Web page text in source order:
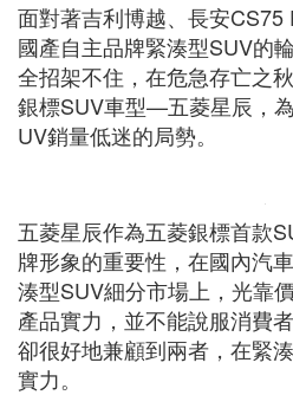
面對著吉利博越、長安
國產自主品牌緊湊型SUV的
全招架不住，在危急存亡之
銀標SUV車型—五菱星辰，
UV銷量低迷的局勢。
五菱星辰作為五菱銀標首款
牌形象的重要性，在國內汽
湊型SUV細分市場上，光靠
產品實力，並不能說服消費
卻很好地兼顧到兩者，在緊
實力。